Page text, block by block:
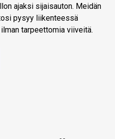
ajaksi sijaisauton. Meidän
pysyy liikenteessä
tarpeettomia viiveitä.